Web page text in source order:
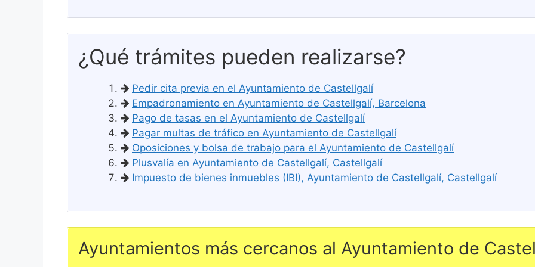
¿Qué trámites pueden realizarse?
Pedir cita previa en el Ayuntamiento de Castellgalí
Empadronamiento en Ayuntamiento de Castellgalí, Barcelona
Pago de tasas en el Ayuntamiento de Castellgalí
Pagar multas de tráfico en Ayuntamiento de Castellgalí
Oposiciones y bolsa de trabajo para el Ayuntamiento de Castellgalí
Plusvalía en Ayuntamiento de Castellgalí, Castellgalí
Impuesto de bienes inmuebles (IBI), Ayuntamiento de Castellgalí, Castellgalí
Ayuntamientos más cercanos al Ayuntamiento de